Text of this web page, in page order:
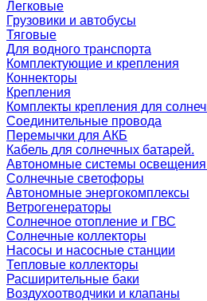
Легковые
Грузовики и автобусы
Тяговые
Для водного транспорта
Комплектующие и крепления
Коннекторы
Крепления
Комплекты крепления для
Соединительные провода
Перемычки для АКБ
Кабель для солнечных батарей.
Автономные системы
Солнечные светофоры
Автономные энергокомплексы
Ветрогенераторы
Солнечное отопление и ГВС
Солнечные коллекторы
Насосы и насосные станции
Тепловые коллекторы
Расширительные баки
Воздухоотводчики и клапаны